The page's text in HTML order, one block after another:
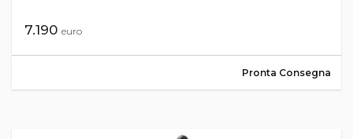
7.190 euro
Pronta Consegna